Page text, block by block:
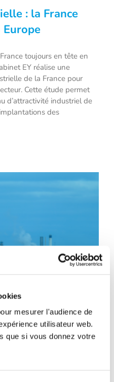
mesurer l'audience de
utilisateur web.
que si vous donnez votre
: la France
en Europe
: la France
toujours en tête en
EY réalise une
de la France pour
Cette étude permet
d’attractivité industriel de
des
faisabilité pour
dans…